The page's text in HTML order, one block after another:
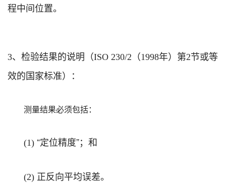
程中间位置。
3、检验结果的说明（ISO 230/2 （1998年）第2节或等
效的国家标准）：
测量结果必须包括：
(1) “定位精度”；和
(2) 正反向平均误差。